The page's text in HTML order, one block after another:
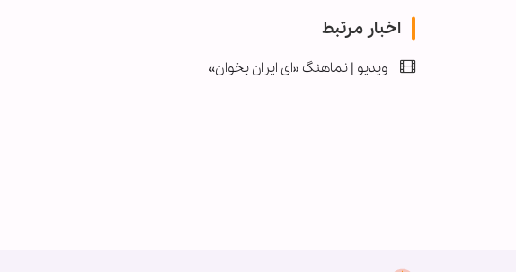
اخبار مرتبط
ویدیو | نماهنگ «ای ایران بخوان»